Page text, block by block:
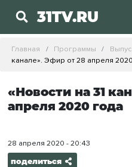
31TV.RU
Главная Программы
канале». Эфир от 28 апреля
«Новости на 31
апреля 2020 года
28 апреля 2020 - 20:43
поделиться